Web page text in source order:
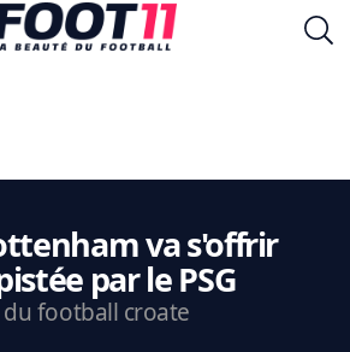
va s'offrir
par le PSG
football croate